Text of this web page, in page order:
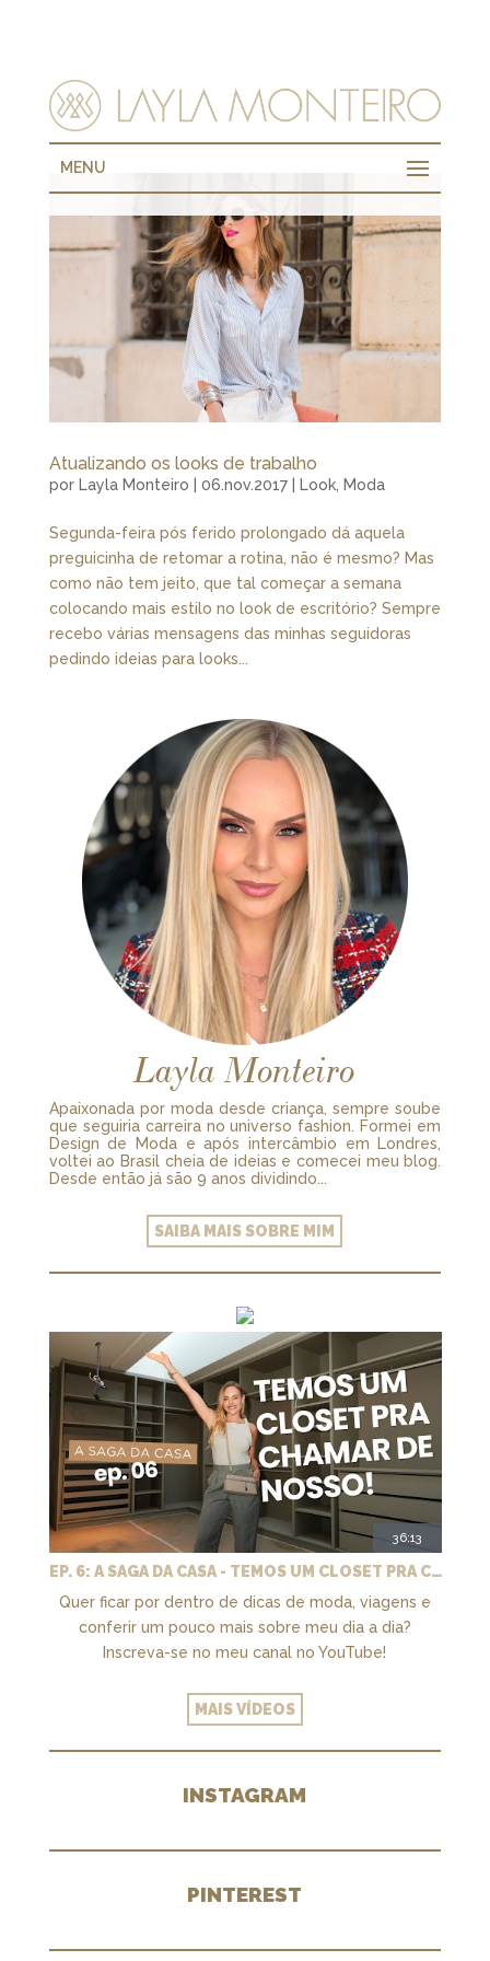
MENU
Atualizando os looks de trabalho
por Layla Monteiro | 06.nov.2017| Look, Moda
Segunda-feira pós ferido prolongado dá aquela
preguicinha de retomar a rotina, não é mesmo? Mas
como não tem jeito, que tal começar a semana
colocando mais estilo no look de escritório? Sempre
recebo várias mensagens das minhas seguidoras
pedindo ideias para looks...
Layla Monteiro
Apaixonada por moda desde criança, sempre soube
que seguiria carreira no universo fashion. Formei em
Design de Moda e após intercâmbio em Londres,
voltei ao Brasil cheia de ideias e comecei meu blog.
Desde então já são 9 anos dividindo...
SAIBA MAIS SOBRE MIM
36:13
EP. 6: A SAGA DA CASA - TEMOS UM CLOSET PRA CHAMAR DE NOSSO + MARCENARIA E PAISAGISMO
Quer ficar por dentro de dicas de moda, viagens e
conferir um pouco mais sobre meu dia a dia?
Inscreva-se no meu canal no YouTube!
MAIS VÍDEOS
INSTAGRAM
PINTEREST